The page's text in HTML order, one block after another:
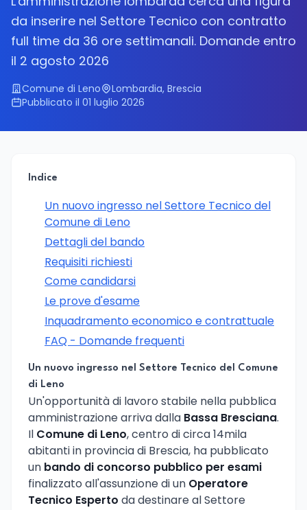
da inserire nel Settore Tecnico con contratto
full time da 36 ore settimanali. Domande entro
il 2 agosto 2026
Comune di Leno
Lombardia, Brescia
Pubblicato il 01 luglio 2026
Indice
Un nuovo ingresso nel Settore Tecnico del
Comune di Leno
Dettagli del bando
Requisiti richiesti
Come candidarsi
Le prove d'esame
Inquadramento economico e contrattuale
FAQ - Domande frequenti
Un nuovo ingresso nel Settore Tecnico del Comune
di Leno
Un'opportunità di lavoro stabile nella pubblica
amministrazione arriva dalla Bassa Bresciana.
Il Comune di Leno, centro di circa 14mila
abitanti in provincia di Brescia, ha pubblicato
un bando di concorso pubblico per esami
finalizzato all'assunzione di un Operatore
Tecnico Esperto da destinare al Settore